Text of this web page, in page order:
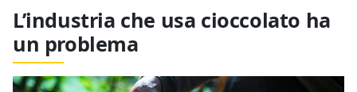
L’industria che usa cioccolato ha
un problema